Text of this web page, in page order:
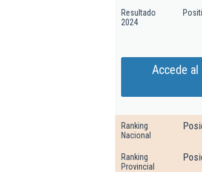
Resultado
2024
Accede al
Ranking
Nacional
Ranking
Provincial